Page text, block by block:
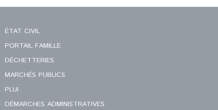
ÉTAT CIVIL
PORTAIL FAMILLE
DÉCHETTERIES
MARCHÉS PUBLICS
PLUI
DÉMARCHES ADMINISTRATIVES